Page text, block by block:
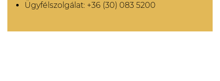
Ügyfélszolgálat: +36 (30) 083 5200